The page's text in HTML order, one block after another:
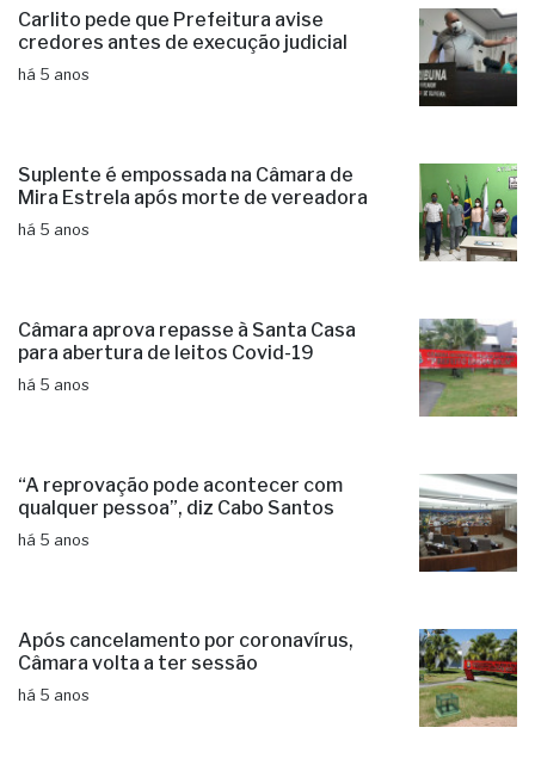
Carlito pede que Prefeitura avise
credores antes de execução judicial
há 5 anos
Suplente é empossada na Câmara de
Mira Estrela após morte de vereadora
há 5 anos
Câmara aprova repasse à Santa Casa
para abertura de leitos Covid-19
há 5 anos
“A reprovação pode acontecer com
qualquer pessoa”, diz Cabo Santos
há 5 anos
Após cancelamento por coronavírus,
Câmara volta a ter sessão
há 5 anos